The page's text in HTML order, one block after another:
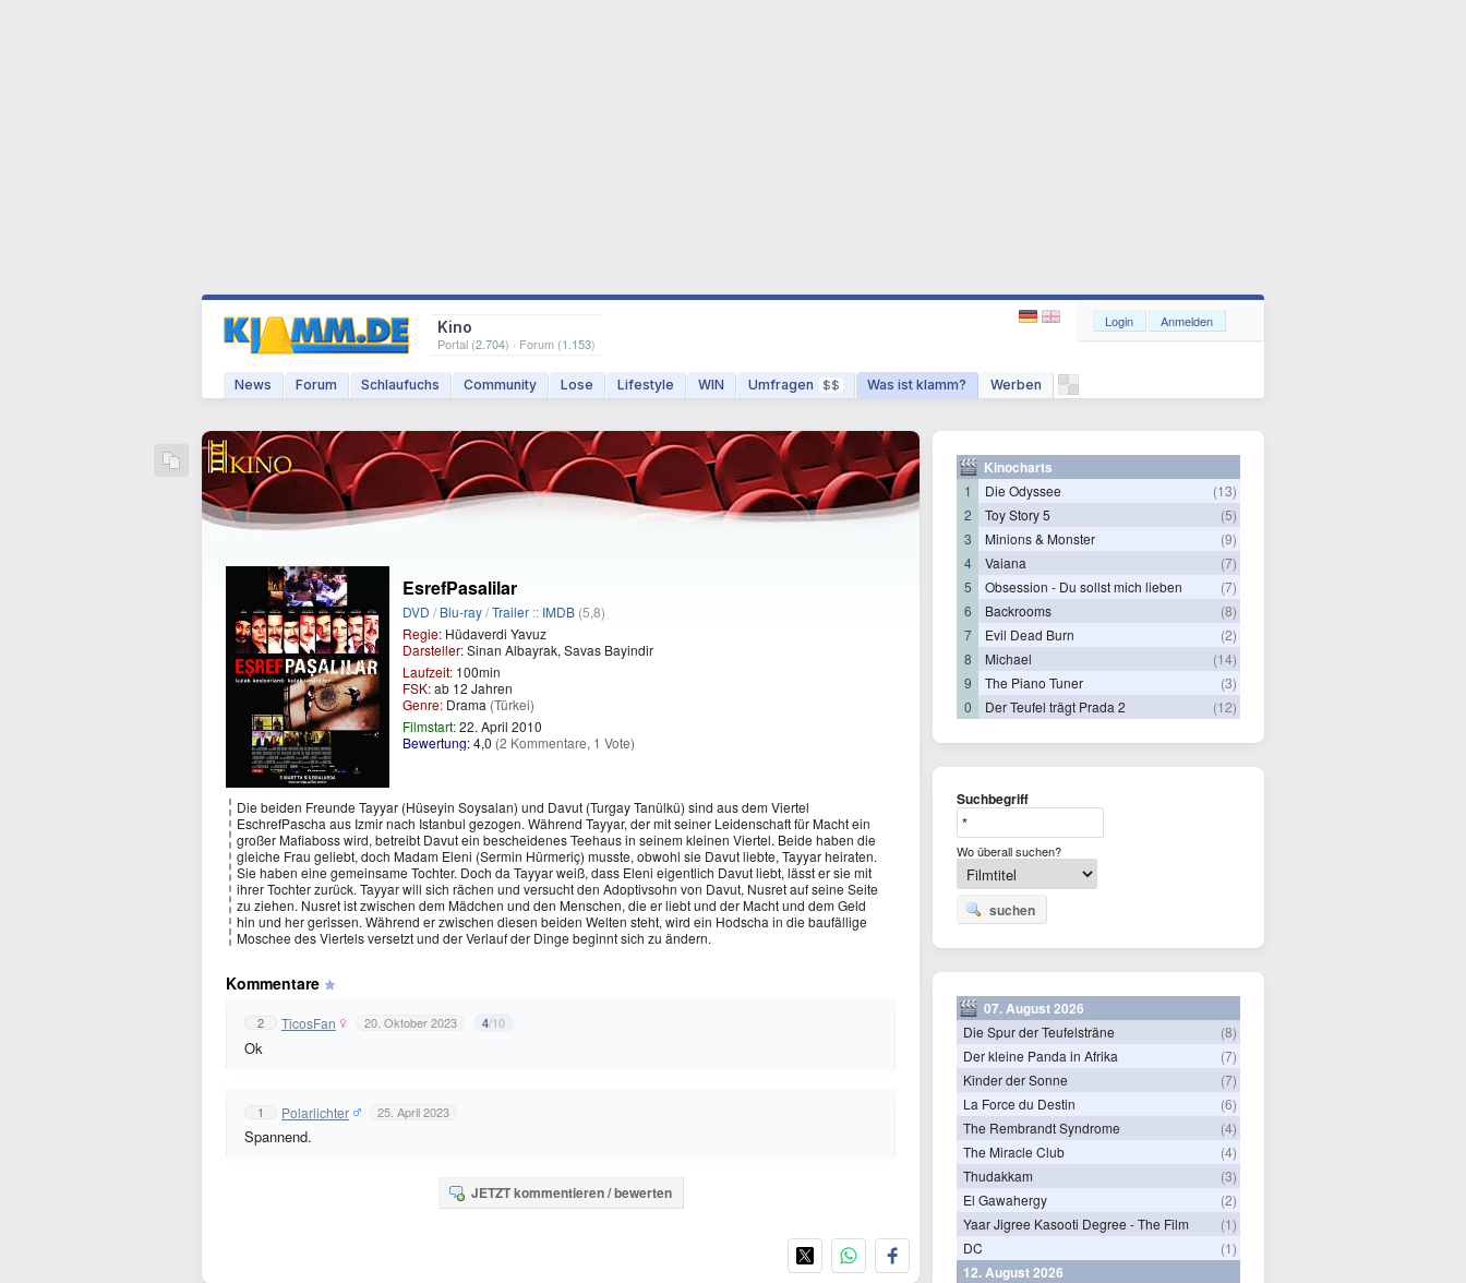
Kino
Portal (2.704) · Forum (1.153)
News Forum Schlaufuchs Community Lose Lifestyle WIN Umfragen $$ Was ist klamm? Werben
Login Anmelden
EsrefPasalilar
DVD /Blu-ray/Trailer :: IMDB (5,8)
Regie: Hüdaverdi Yavuz
Darsteller:Sinan Albayrak, Savas Bayindir
Laufzeit: 100min
FSK:ab 12 Jahren
Genre: Drama (Türkei)
Filmstart:22. April 2010
Bewertung:4,0 (2 Kommentare, 1 Vote)
Die beiden Freunde Tayyar (Hüseyin Soysalan) und Davut (Turgay Tanülkü) sind aus dem Viertel
EschrefPascha aus Izmir nach Istanbul gezogen. Während Tayyar, der mit seiner Leidenschaft für Macht ein
großer Mafiaboss wird, betreibt Davut ein bescheidenes Teehaus in seinem kleinen Viertel. Beide haben die
gleiche Frau geliebt, doch Madam Eleni (Sermin Hürmeriç) musste, obwohl sie Davut liebte, Tayyar heiraten.
Sie haben eine gemeinsame Tochter. Doch da Tayyar weiß, dass Eleni eigentlich Davut liebt, lässt er sie mit
ihrer Tochter zurück. Tayyar will sich rächen und versucht den Adoptivsohn von Davut, Nusret auf seine Seite
zu ziehen. Nusret ist zwischen dem Mädchen und den Menschen, die er liebt und der Macht und dem Geld
hin und her gerissen. Während er zwischen diesen beiden Welten steht, wird ein Hodscha in die baufällige
Moschee des Viertels versetzt und der Verlauf der Dinge beginnt sich zu ändern.
Kommentare
2 TicosFan 20. Oktober 2023 4/10
Ok
1 Polarlichter 25. April 2023
Spannend.
JETZT kommentieren / bewerten
Kinocharts
1 Die Odyssee
(13)
2
Toy Story 5
(5)
3
Minions & Monster
(9)
4
Vaiana
(7)
5
Obsession - Du sollst mich lieben
(7)
6
Backrooms
(8)
7
Evil Dead Burn
(2)
8
Michael
(14)
9
The Piano Tuner
(3)
0
Der Teufel trägt Prada 2 (12)
Suchbegriff
Wo überall suchen?
suchen
07. August 2026
Die Spur der Teufelsträne
(8)
Der kleine Panda in Afrika
(7)
Kinder der Sonne
(7)
La Force du Destin
(6)
The Rembrandt Syndrome
(4)
The Miracle Club
(4)
Thudakkam
(3)
El Gawahergy
(2)
Yaar Jigree Kasooti Degree - The Film
(1)
DC
(1)
12. August 2026